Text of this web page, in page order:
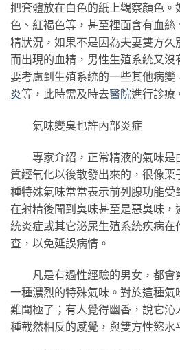
把套體放在白色的紙上觀察顏色。
色、紅褐色等，甚至裡面含有血絲
精狀況，如果不是因為夫妻雙方久
而出現的血精，男性生殖系統又
要考慮到生殖系統的一些其他病變
炎等，此時需及時去醫院進行診療
氣味變臭也許內部炎症
專家介紹，正常精液的氣味是
質經氧化以後散發出來的，很像
種特殊氣味常常表示前列腺功能受
在射精後聞到臭味甚至是惡臭味，
統炎症或其它泌尿生殖系統疾病
查，以免延誤病情。
凡是有過性經驗的男女，都會
一種濃烈的特殊氣味。對於這種氣
難聞極了；有人覺得幽香，說它沁
種截然相反的感覺，與雙方性慾水